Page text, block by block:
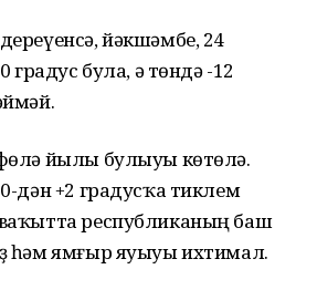
йәкшәмбе, 24
градус була, ә төндә -12
йылы булыуы көтөлә.
дән +2 градусҡа тиклем
республиканың баш
һәм ямғыр яуыуы ихтимал.